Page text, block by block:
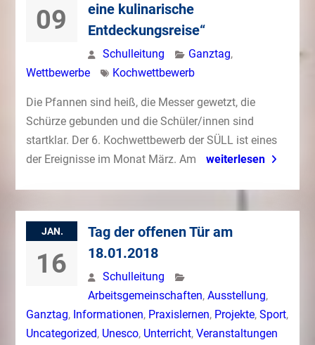
09
eine kulinarische
Entdeckungsreise“
Schulleitung Ganztag,
Wettbewerbe
Kochwettbewerb
Die Pfannen sind heiß, die Messer gewetzt, die
Schürze gebunden und die Schüler/innen sind
startklar. Der 6. Kochwettbewerb der SÜLL ist eines
der Ereignisse im Monat März. Am
weiterlesen
JAN.
16
Tag der offenen Tür am
18.01.2018
Schulleitung
Arbeitsgemeinschaften, Ausstellung,
Ganztag, Informationen, Praxislernen, Projekte, Sport,
Uncategorized, Unesco, Unterricht, Veranstaltungen